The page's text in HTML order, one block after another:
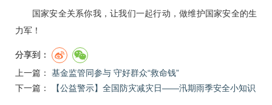
国家安全关系你我，让我们一起行动，做维护国家安全的生
力军！
分享到：
上一篇：
基金监管同参与 守好群众“救命钱”
下一篇：
【公益警示】全国防灾减灾日——汛期雨季安全小知识